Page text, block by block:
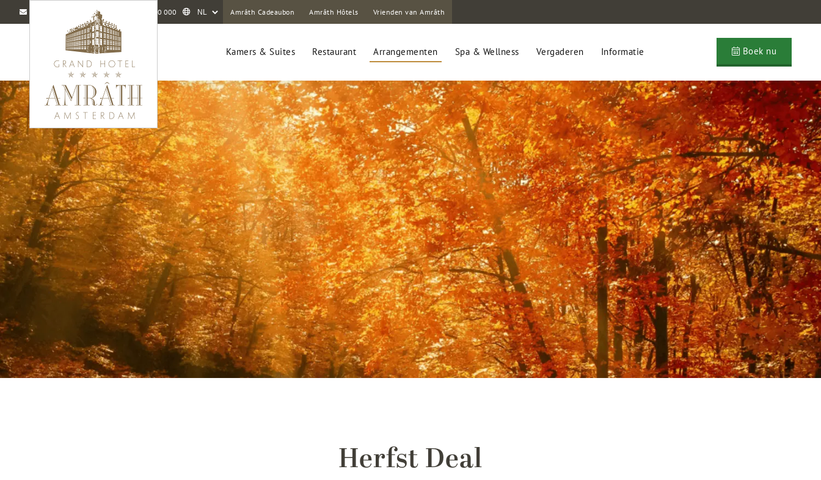
info@amrathamsterdam.com 020 5520 000 Amrâth Cadeaubon Amrâth Hôtels Vrienden van Amrâth
Boek nu
Kamers & Suites Restaurant Arrangementen Spa & Wellness Vergaderen Informatie
Herfst Deal